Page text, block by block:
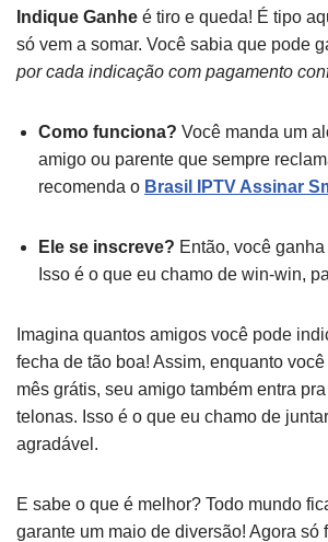
Indique Ganhe é tiro e queda! É tipo
só vem a somar. Você sabia que pode
por cada indicação com pagamento
Como funciona? Você manda um
amigo ou parente que sempre
recomenda o Brasil IPTV Assinar
Ele se inscreve? Então, você
Isso é o que eu chamo de win-win,
Imagina quantos amigos você pode
fecha de tão boa! Assim, enquanto
mês grátis, seu amigo também entra
telonas. Isso é o que eu chamo de
agradável.
E sabe o que é melhor? Todo mundo
garante um maio de diversão! Agora só